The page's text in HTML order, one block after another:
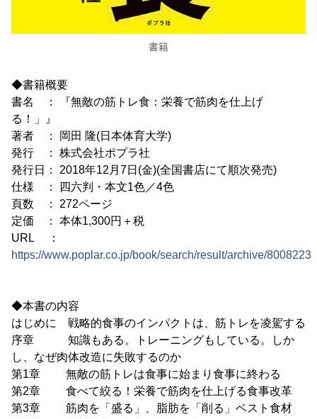
書籍
◆書籍概要
書名 ： 『無敵の筋トレ食：栄養で筋肉を仕上げ
る！」』
著者 ： 岡田 隆(日本体育大学)
発行 ： 株式会社ポプラ社
発行日： 2018年12月7日(金)(全国書店にて順次発売)
仕様 ： 四六判・本文1色／4色
頁数 ： 272ページ
定価 ： 本体1,300円＋税
URL ：
https://www.poplar.co.jp/book/search/result/archive/
◆本書の内容
はじめに 戦略的食事のインパクトは、筋トレを凌駕する
序章 知識もある。トレーニングもしている。しか
し、なぜ肉体改造に失敗するのか
第1章 無敵の筋トレは食事に始まり食事に終わる
第2章 食べて絞る！栄養で筋肉を仕上げる食事改革
第3章 筋肉を「盛る」、脂肪を「削る」ベスト食材